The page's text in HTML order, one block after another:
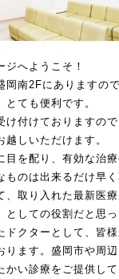
へようこそ！
岡南2Fにありますの
ても便利です。
け付けておりますの
しいただけます。
目を配り、有効な治
ものは出来るだけ早
、取り入れた最新医
しての役割だと思っ
ドクターとして、皆
ります。盛岡市や周
かい診療をご提供し